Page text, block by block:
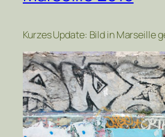
Kurzes Update: Bild in Marseille